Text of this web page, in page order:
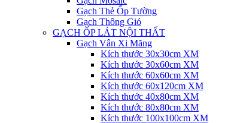
Gạch Thẻ Ốp Tường
Gạch Thông Gió
GẠCH ỐP LÁT NỘI THẤT
Gạch Vân Xi Măng
Kích thước 30x30cm XM
Kích thước 30x60cm XM
Kích thước 60x60cm XM
Kích thước 60x120cm XM
Kích thước 40x80cm XM
Kích thước 80x80cm XM
Kích thước 100x100cm XM